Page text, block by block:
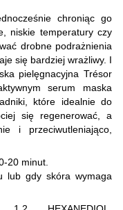
chroniąc go
niskie temperatury czy
drobne podrażnienia
się bardziej wrażliwy. I
pielęgnacyjna Trésor
serum maska
które idealnie do
się regenerować, a
i przeciwutleniająco,
20 minut.
lub gdy skóra wymaga